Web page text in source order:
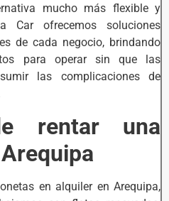
mucho más flexible y
Car ofrecemos soluciones
de cada negocio, brindando
para operar sin que las
las complicaciones de
rentar una
en alquiler en Arequipa,